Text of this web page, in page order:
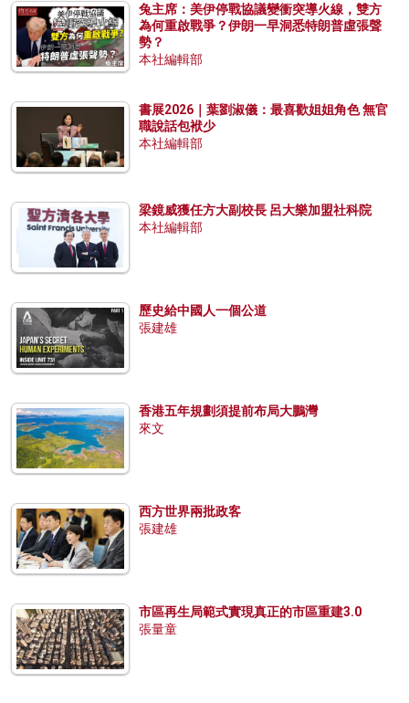
兔主席：美伊停戰協議變衝突導火線，雙方
為何重啟戰爭？伊朗一早洞悉特朗普虛張聲
勢？
本社編輯部
書展2026｜葉劉淑儀：最喜歡姐姐角色 無官
職說話包袱少
本社編輯部
梁鏡威獲任方大副校長 呂大樂加盟社科院
本社編輯部
歷史給中國人一個公道
張建雄
香港五年規劃須提前布局大鵬灣
來文
西方世界兩批政客
張建雄
市區再生局範式實現真正的市區重建3.0
張量童